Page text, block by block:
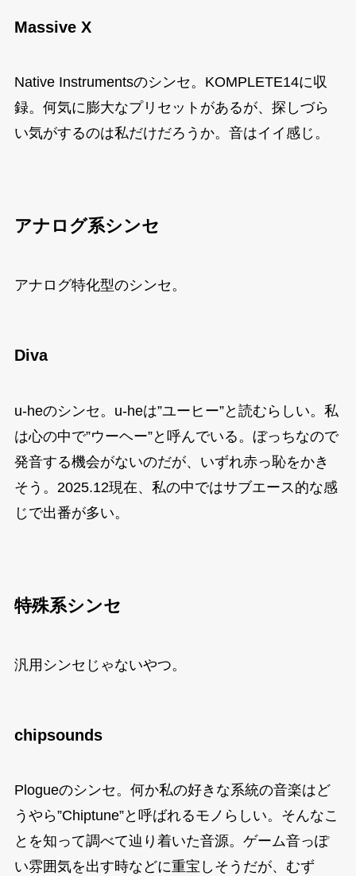
Massive X
Native Instrumentsのシンセ。KOMPLETE14に収
録。何気に膨大なプリセットがあるが、探しづら
い気がするのは私だけだろうか。音はイイ感じ。
アナログ系シンセ
アナログ特化型のシンセ。
Diva
u-heのシンセ。u-heは”ユーヒー”と読むらしい。私
は心の中で”ウーヘー”と呼んでいる。ぼっちなので
発音する機会がないのだが、いずれ赤っ恥をかき
そう。2025.12現在、私の中ではサブエース的な感
じで出番が多い。
特殊系シンセ
汎用シンセじゃないやつ。
chipsounds
Plogueのシンセ。何か私の好きな系統の音楽はど
うやら”Chiptune”と呼ばれるモノらしい。そんなこ
とを知って調べて辿り着いた音源。ゲーム音っぽ
い雰囲気を出す時などに重宝しそうだが、むず